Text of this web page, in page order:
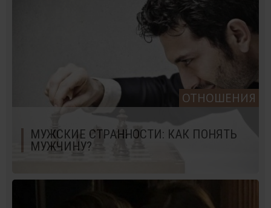
ОТНОШЕНИЯ
МУЖСКИЕ СТРАННОСТИ: КАК ПОНЯТЬ
МУЖЧИНУ?